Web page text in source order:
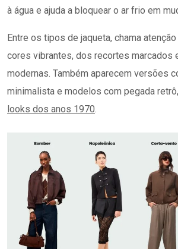
à água e ajuda a bloquear o ar frio em
Entre os tipos de jaqueta, chama
cores vibrantes, dos recortes marcados
modernas. Também aparecem versões
minimalista e modelos com pegada
looks dos anos 1970